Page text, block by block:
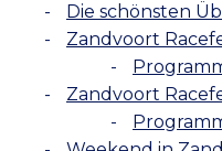
Die schönsten
Zandvoort
Zandvoort